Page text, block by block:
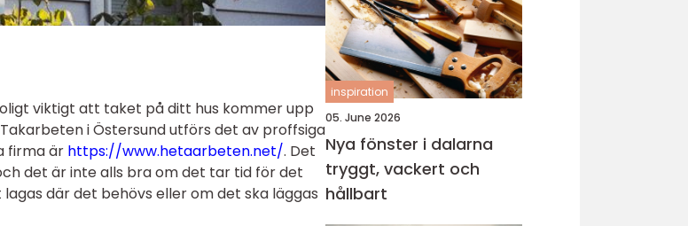
viktigt att taket på ditt hus kommer upp
i Östersund utförs det av proffsiga
firma är https://www.hetaarbeten.net/. Det
det är inte alls bra om det tar tid för det
där det behövs eller om det ska läggas
inspiration
05. June 2026
Nya fönster i dalarna
tryggt, vackert och
hållbart